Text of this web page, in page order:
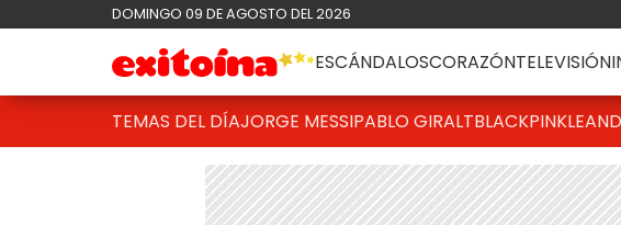
DOMINGO 09 DE AGOSTO DEL 2026
ESCÁNDALOSCORAZÓNTELEVISIÓN
TEMAS DEL DÍAJORGE MESSIPABLO GIRALTBLACKPINK